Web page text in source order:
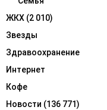
ЖКХ (2 010)
Звезды
Здравоохранение
Интернет
Кофе
Новости (136 771)